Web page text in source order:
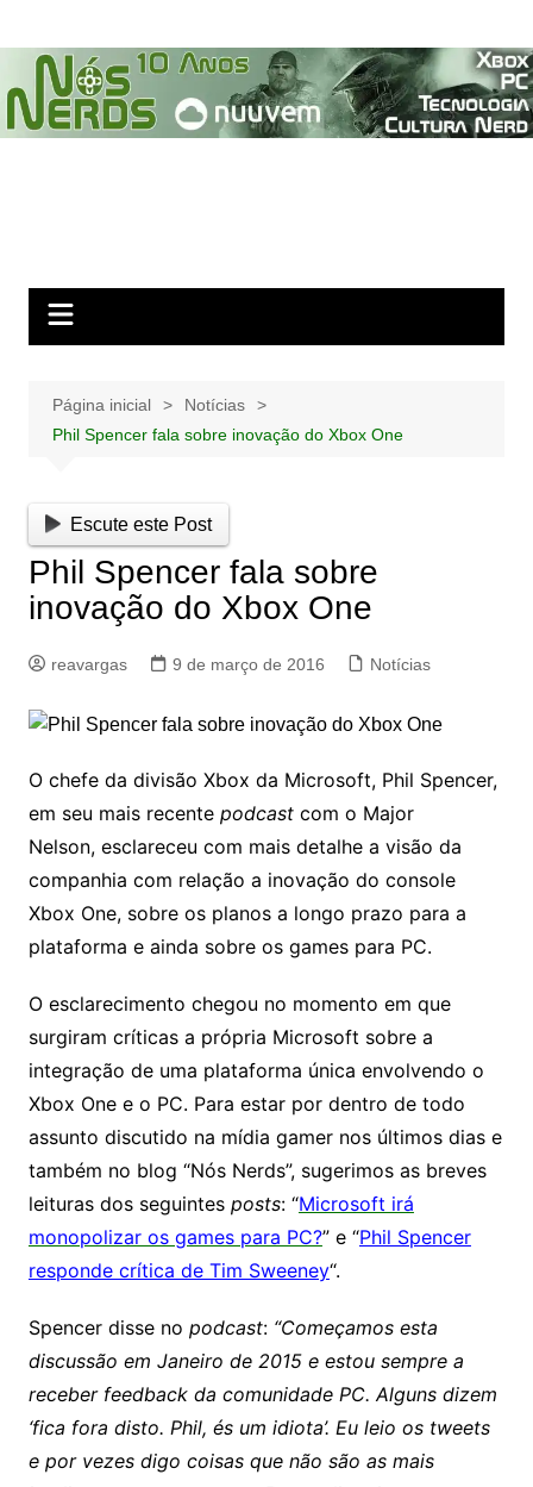
para
conteúdo
Página inicial
Notícias
Phil Spencer fala sobre inovação do Xbox One
Escute este Post
Phil Spencer fala sobre
inovação do Xbox One
reavargas 9 de março de 2016 Notícias
O chefe da divisão Xbox da Microsoft, Phil Spencer,
em seu mais recente podcastcom o Major
Nelson, esclareceu com mais detalhe a visão da
companhia com relação a inovação do console
Xbox One, sobre os planos a longo prazo para a
plataforma e ainda sobre os games para PC.
O esclarecimento chegou no momento em que
surgiram críticas a própria Microsoft sobre a
integração de uma plataforma única envolvendo o
Xbox One e o PC. Para estar por dentro de todo
assunto discutido na mídia gamer nos últimos dias e
também no blog “Nós Nerds”, sugerimos as breves
leituras dos seguintes posts: “Microsoft irá
monopolizar os games para PC?” e “Phil Spencer
responde crítica de Tim Sweeney“.
Spencer disse no podcast: “Começamos esta
discussão em Janeiro de 2015 e estou sempre a
receber feedback da comunidade PC. Alguns dizem
‘fica fora disto. Phil, és um idiota’. Eu leio os tweets
e por vezes digo coisas que não são as mais